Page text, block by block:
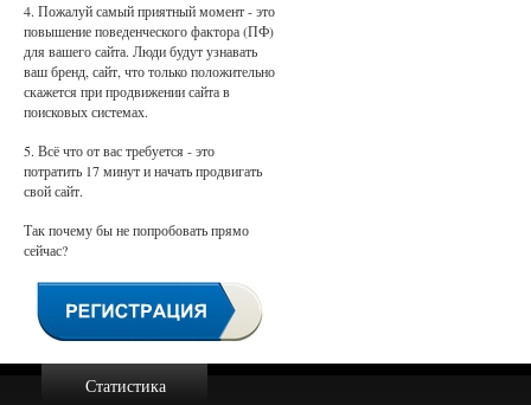
4. Пожалуй самый приятный момент - это
повышение поведенческого фактора (ПФ)
для вашего сайта. Люди будут узнавать
ваш бренд, сайт, что только положительно
скажется при продвижении сайта в
поисковых системах.
5. Всё что от вас требуется - это
потратить 17 минут и начать продвигать
свой сайт.
Так почему бы не попробовать прямо
сейчас?
Статистика